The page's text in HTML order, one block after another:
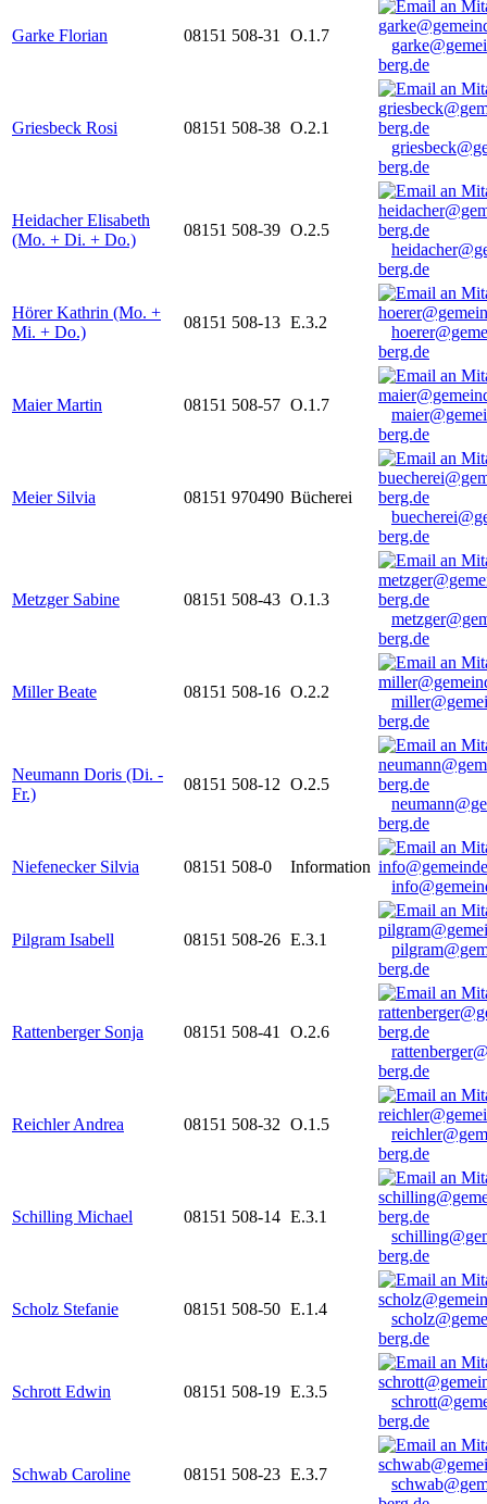
Garke Florian 08151 508-31 O.1.7
berg.de
Griesbeck Rosi 08151 508-38 O.2.1
berg.de
Heidacher Elisabeth
(Mo. + Di. + Do.)
08151 508-39 O.2.5
berg.de
Hörer Kathrin (Mo. +
Mi. + Do.)
08151 508-13 E.3.2
berg.de
Maier Martin 08151 508-57 O.1.7
berg.de
Meier Silvia 08151 970490 Bücherei
berg.de
Metzger Sabine 08151 508-43 O.1.3
berg.de
Miller Beate 08151 508-16 O.2.2
berg.de
Neumann Doris (Di. -
Fr.)
08151 508-12 O.2.5
berg.de
Niefenecker Silvia 08151 508-0
Information
Pilgram Isabell 08151 508-26 E.3.1
berg.de
Rattenberger Sonja 08151 508-41
O.2.6
berg.de
Reichler Andrea 08151 508-32 O.1.5
berg.de
Schilling Michael 08151 508-14 E.3.1
berg.de
Scholz Stefanie 08151 508-50 E.1.4
berg.de
Schrott Edwin 08151 508-19 E.3.5
berg.de
Schwab Caroline 08151 508-23 E.3.7